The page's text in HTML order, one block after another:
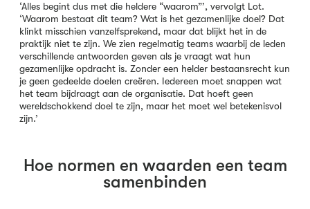
‘Alles begint dus met die heldere “waarom”’, vervolgt Lot.
‘Waarom bestaat dit team? Wat is het gezamenlijke doel? Dat
klinkt misschien vanzelfsprekend, maar dat blijkt het in de
praktijk niet te zijn. We zien regelmatig teams waarbij de leden
verschillende antwoorden geven als je vraagt wat hun
gezamenlijke opdracht is. Zonder een helder bestaansrecht kun
je geen gedeelde doelen creëren. Iedereen moet snappen wat
het team bijdraagt aan de organisatie. Dat hoeft geen
wereldschokkend doel te zijn, maar het moet wel betekenisvol
zijn.’
Hoe normen en waarden een team
samenbinden